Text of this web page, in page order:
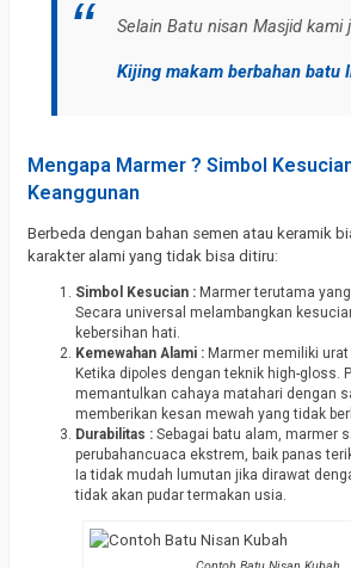
Selain Batu nisan Masjid kami
Kijing makam berbahan batu
Mengapa Marmer ? Simbol
Keanggunan
Berbeda dengan bahan semen atau keramik
karakter alami yang tidak bisa ditiru:
Simbol Kesucian : Marmer terutama
Secara universal melambangkan
kebersihan hati.
Kemewahan Alami : Marmer memiliki
Ketika dipoles dengan teknik high-gloss.
memantulkan cahaya matahari dengan
memberikan kesan mewah yang tidak
Durabilitas : Sebagai batu alam, marmer
perubahancuaca ekstrem, baik panas
Ia tidak mudah lumutan jika dirawat
tidak akan pudar termakan usia.